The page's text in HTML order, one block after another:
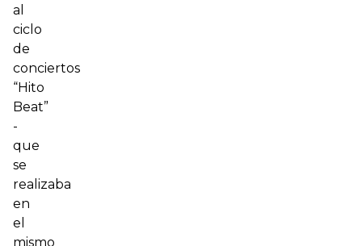
al
ciclo
de
conciertos
“Hito
Beat”
-
que
se
realizaba
en
el
mismo